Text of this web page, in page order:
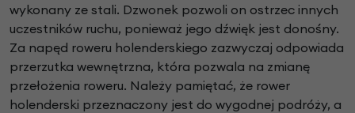
wykonany ze stali. Dzwonek pozwoli on ostrzec innych
uczestników ruchu, ponieważ jego dźwięk jest donośny.
Za napęd roweru holenderskiego zazwyczaj odpowiada
przerzutka wewnętrzna, która pozwala na zmianę
przełożenia roweru. Należy pamiętać, że rower
holenderski przeznaczony jest do wygodnej podróży, a